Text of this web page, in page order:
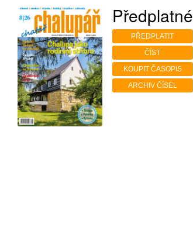
Předplatné
PŘEDPLATIT
ČÍST
KOUPIT ČASOPIS
ARCHIV ČÍSEL